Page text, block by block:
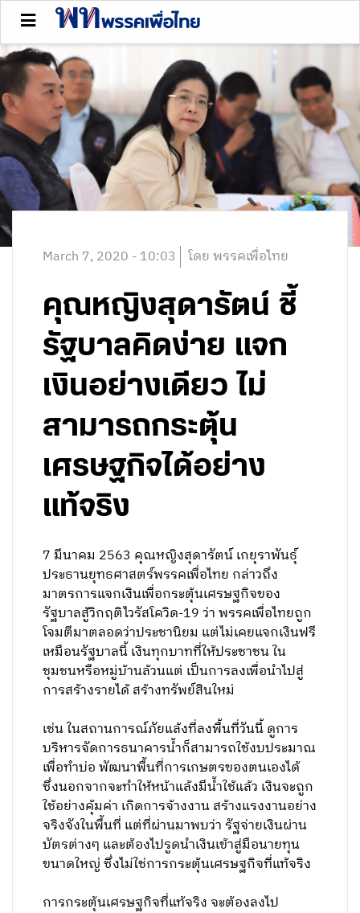
March 7, 2020 - 10:03 โดย พรรคเพื่อไทย
คุณหญิงสุดารัตน์ ชี้
รัฐบาลคิดง่าย แจก
เงินอย่างเดียว ไม่
สามารถกระตุ้น
เศรษฐกิจได้อย่าง
แท้จริง
7 มีนาคม 2563 คุณหญิงสุดารัตน์ เกยุราพันธุ์
ประธานยุทธศาสตร์พรรคเพื่อไทย กล่าวถึง
มาตรการแจกเงินเพื่อกระตุ้นเศรษฐกิจของ
รัฐบาลสู้วิกฤติไวรัสโควิด-19 ว่า พรรคเพื่อไทยถูก
โจมตีมาตลอดว่าประชานิยม แต่ไม่เคยแจกเงินฟรี
เหมือนรัฐบาลนี้ เงินทุกบาทที่ให้ประชาชน ใน
ชุมชนหรือหมู่บ้านล้วนแต่ เป็นการลงเพื่อนำไปสู่
การสร้างรายได้ สร้างทรัพย์สินใหม่
เช่น ในสถานการณ์ภัยแล้งที่ลงพื้นที่วันนี้ ดูการ
บริหารจัดการธนาคารน้ำก็สามารถใช้งบประมาณ
เพื่อทำบ่อ พัฒนาพื้นที่การเกษตรของตนเองได้
ซึ่งนอกจากจะทำให้หน้าแล้งมีน้ำใช้แล้ว เงินจะถูก
ใช้อย่างคุ้มค่า เกิดการจ้างงาน สร้างแรงงานอย่าง
จริงจังในพื้นที่ แต่ที่ผ่านมาพบว่า รัฐจ่ายเงินผ่าน
บัตรต่างๆ และต้องไปรูดนำเงินเข้าสู่มือนายทุน
ขนาดใหญ่ ซึ่งไม่ใช่การกระตุ้นเศรษฐกิจที่แท้จริง
การกระตุ้นเศรษฐกิจที่แท้จริง จะต้องลงไป